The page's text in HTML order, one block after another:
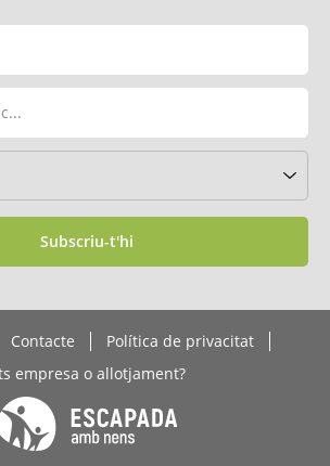
Subscriu-t'hi
Contacte
Política de privacitat
empresa o allotjament?